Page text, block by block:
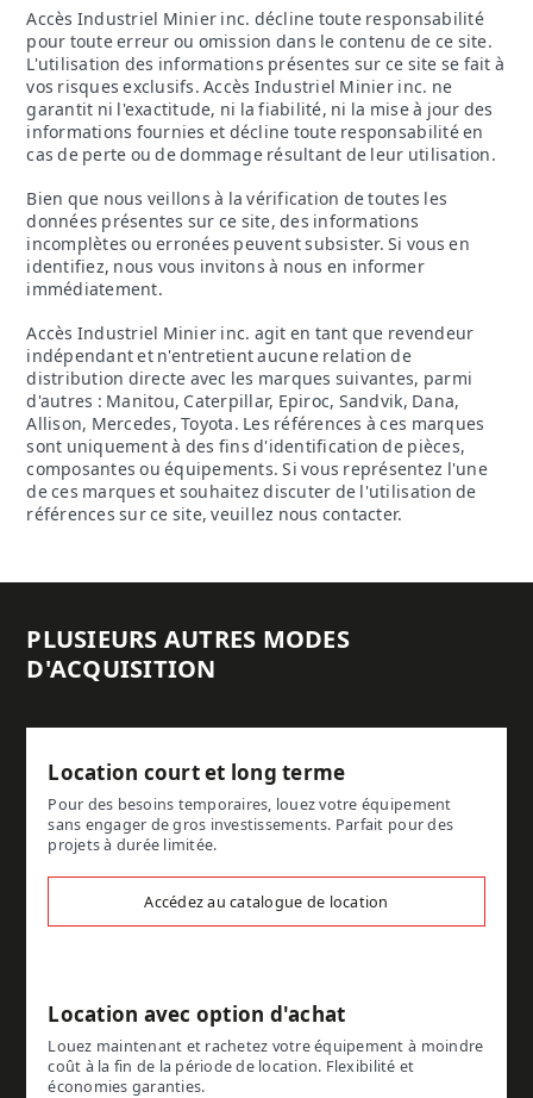
Accès Industriel Minier inc. décline toute responsabilité
pour toute erreur ou omission dans le contenu de ce site.
L'utilisation des informations présentes sur ce site se fait à
vos risques exclusifs. Accès Industriel Minier inc. ne
garantit ni l'exactitude, ni la fiabilité, ni la mise à jour des
informations fournies et décline toute responsabilité en
cas de perte ou de dommage résultant de leur utilisation.
Bien que nous veillons à la vérification de toutes les
données présentes sur ce site, des informations
incomplètes ou erronées peuvent subsister. Si vous en
identifiez, nous vous invitons à nous en informer
immédiatement.
Accès Industriel Minier inc. agit en tant que revendeur
indépendant et n'entretient aucune relation de
distribution directe avec les marques suivantes, parmi
d'autres : Manitou, Caterpillar, Epiroc, Sandvik, Dana,
Allison, Mercedes, Toyota. Les références à ces marques
sont uniquement à des fins d'identification de pièces,
composantes ou équipements. Si vous représentez l'une
de ces marques et souhaitez discuter de l'utilisation de
références sur ce site, veuillez nous contacter.
PLUSIEURS AUTRES MODES
D'ACQUISITION
Location court et long terme
Pour des besoins temporaires, louez votre équipement
sans engager de gros investissements. Parfait pour des
projets à durée limitée.
Accédez au catalogue de location
Location avec option d'achat
Louez maintenant et rachetez votre équipement à moindre
coût à la fin de la période de location. Flexibilité et
économies garanties.